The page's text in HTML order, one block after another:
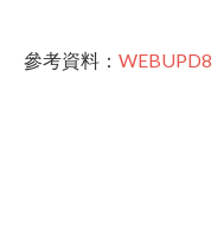
參考資料： WEBUPD8